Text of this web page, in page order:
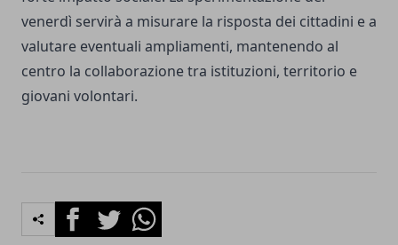
venerdì servirà a misurare la risposta dei cittadini e a
valutare eventuali ampliamenti, mantenendo al
centro la collaborazione tra istituzioni, territorio e
giovani volontari.
FacebookTwitterWhatsapp